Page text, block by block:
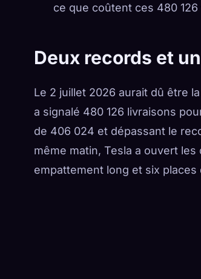
ce que coûtent ces 480
Deux records et
Le 2 juillet 2026 aurait dû être
a signalé 480 126 livraisons
de 406 024 et dépassant le
même matin, Tesla a ouvert
empattement long et six places